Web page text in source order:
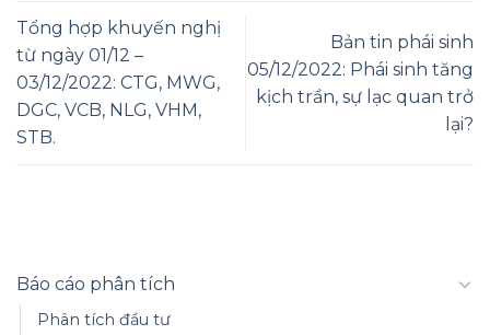
Tổng hợp khuyến nghị
từ ngày 01/12 –
03/12/2022: CTG, MWG,
DGC, VCB, NLG, VHM,
STB.
Bản tin phái sinh
05/12/2022: Phái sinh tăng
kịch trần, sự lạc quan trở
lại?
Báo cáo phân tích
Phân tích đầu tư